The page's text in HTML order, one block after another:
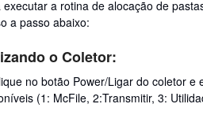
executar a rotina de alocação de
a passo abaixo:
o Coletor:
no botão Power/Ligar do coletor
(1: McFile, 2:Transmitir, 3: